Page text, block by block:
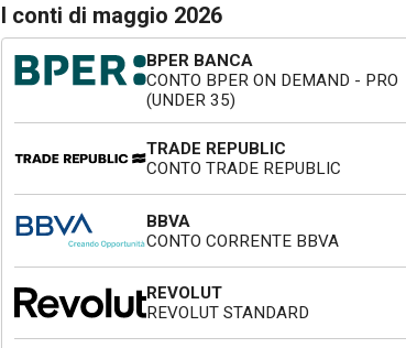
I conti di maggio 2026
BPER BANCA
CONTO BPER ON DEMAND - PRO
(UNDER 35)
TRADE REPUBLIC
CONTO TRADE REPUBLIC
BBVA
CONTO CORRENTE BBVA
REVOLUT
REVOLUT STANDARD